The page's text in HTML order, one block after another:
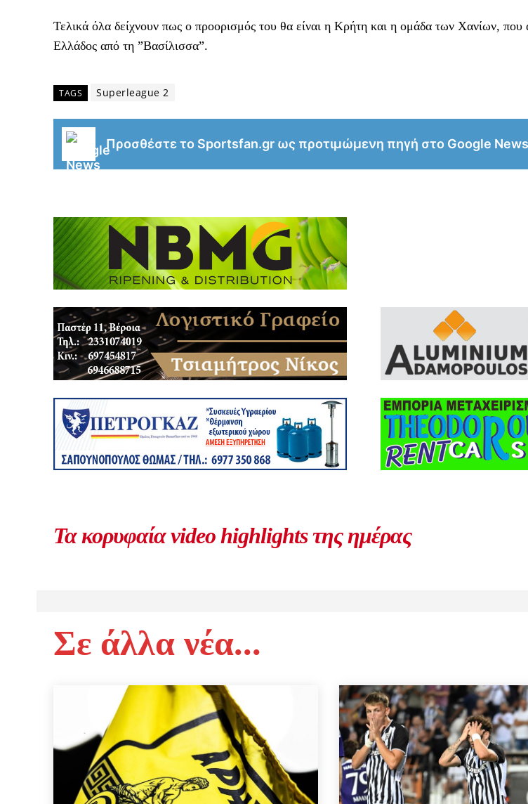
Τελικά όλα δείχνουν πως ο προορισμός του θα είναι η Κρήτη και η ομάδα των Χανίων,
Ελλάδος από τη ”Βασίλισσα”.
TAGS Superleague 2
Προσθέστε το Sportsfan.gr ως προτιμώμενη πηγή στο Google News
Τα κορυφαία video highlights της ημέρας
Σε άλλα νέα...